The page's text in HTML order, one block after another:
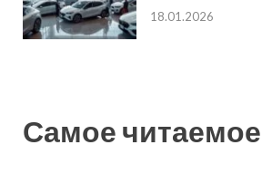
18.01.2026
Самое читаемое